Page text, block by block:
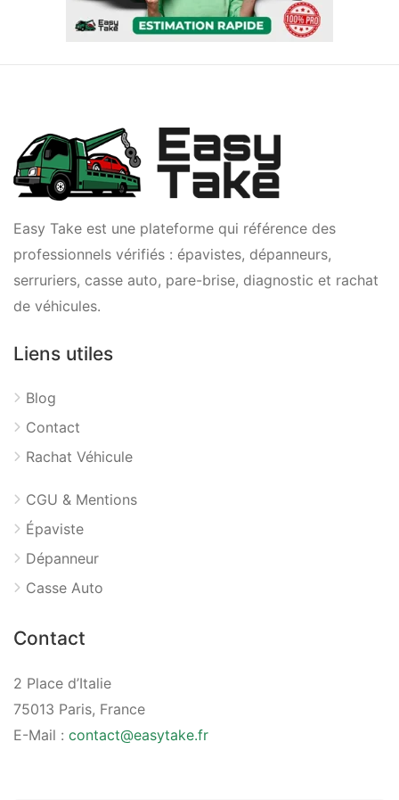
Easy Take est une plateforme qui référence des
professionnels vérifiés : épavistes, dépanneurs,
serruriers, casse auto, pare-brise, diagnostic et rachat
de véhicules.
Liens utiles
Blog
Contact
Rachat Véhicule
CGU & Mentions
Épaviste
Dépanneur
Casse Auto
Contact
2 Place d’Italie
75013 Paris, France
E-Mail : contact@easytake.fr